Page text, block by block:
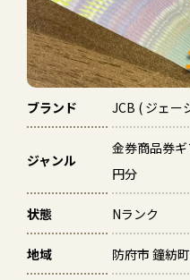
ブランド JCB ( ジェー
ジャンル
金券商品券
円分
状態 Nランク
地域 防府市 鐘紡町